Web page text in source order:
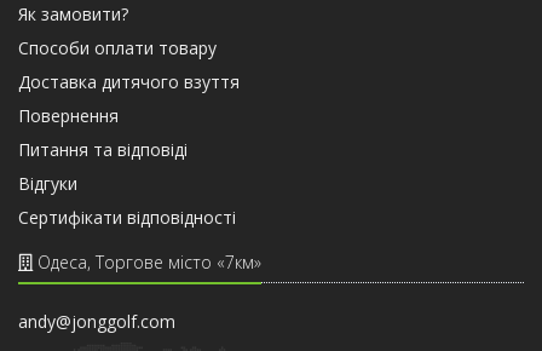
Як замовити?
Способи оплати товару
Доставка дитячого взуття
Повернення
Питання та відповіді
Відгуки
Сертифiкати вiдповiдностi
Одеса, Торгове місто «7км»
andy@jonggolf.com